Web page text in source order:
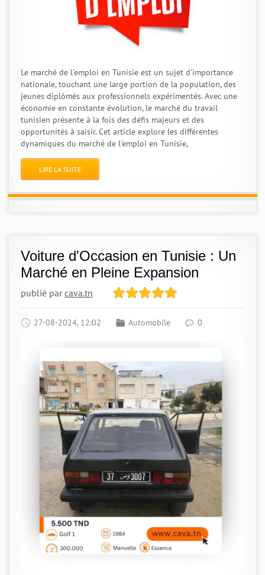
Le marché de l'emploi en Tunisie est un sujet d'importance
nationale, touchant une large portion de la population, des
jeunes diplômés aux professionnels expérimentés. Avec une
économie en constante évolution, le marché du travail
tunisien présente à la fois des défis majeurs et des
opportunités à saisir. Cet article explore les différentes
dynamiques du marché de l'emploi en Tunisie,
LIRE LA SUITE
Voiture d'Occasion en Tunisie : Un
Marché en Pleine Expansion
publié parcava.tn
27-08-2024, 12:02 Automobile 0